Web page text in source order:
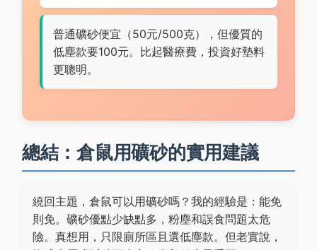
普通礦砂便宜（50元/500克），但優質的
低塵款要100元。比起醫療費，投資好墊料
更聰明。
總結：倉鼠用礦砂的實用建議
繞回主題，倉鼠可以用礦砂嗎？我的經驗是：能免
則免。礦砂優點少缺點多，粉塵和誤食問題太危
險。真想用，只限廁所區且選低塵款。但老實說，